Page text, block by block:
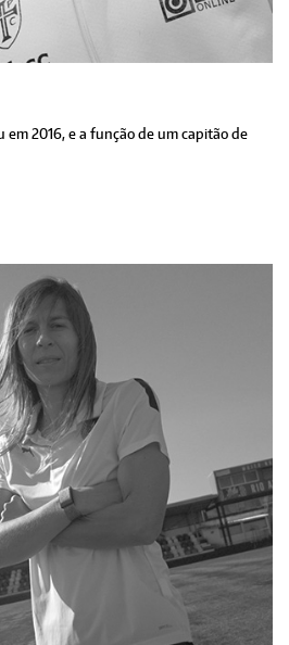
em 2016, e a função de um capitão de